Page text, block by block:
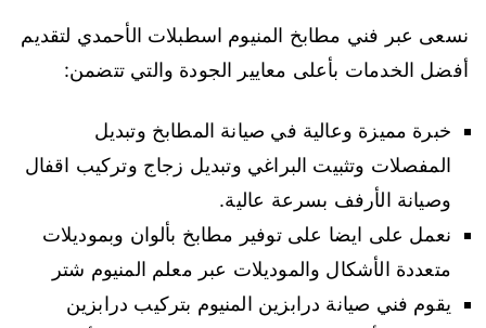
نسعى عبر فني مطابخ المنيوم اسطبلات الأحمدي لتقديم
أفضل الخدمات بأعلى معايير الجودة والتي تتضمن:
خبرة مميزة وعالية في صيانة المطابخ وتبديل
المفصلات وتثبيت البراغي وتبديل زجاج وتركيب اقفال
وصيانة الأرفف بسرعة عالية.
نعمل على ايضا على توفير مطابخ بألوان وبموديلات
متعددة الأشكال والموديلات عبر معلم المنيوم شتر
يقوم فني صيانة درابزين المنيوم بتركيب درابزين